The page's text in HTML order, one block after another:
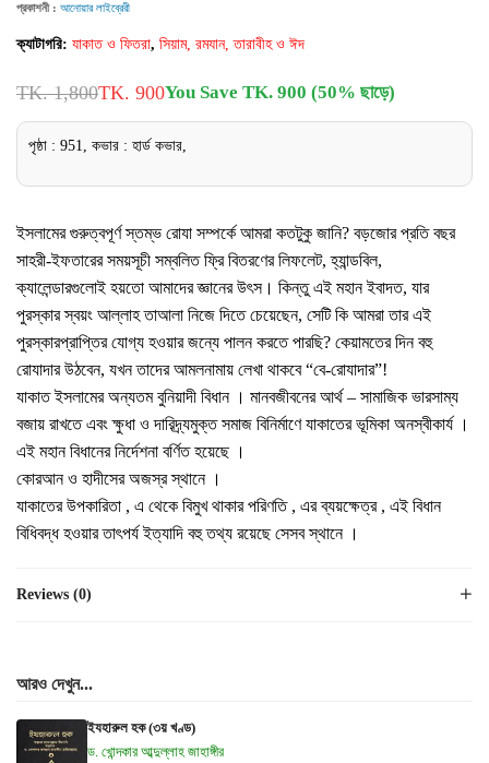
প্রকাশনী : আনোয়ার লাইব্রেরী
ক্যাটাগরি: যাকাত ও ফিতরা, সিয়াম, রমযান, তারাবীহ ও ঈদ
TK. 1,800TK. 900You Save TK. 900 (50% ছাড়ে)
পৃষ্ঠা : 951, কভার : হার্ড কভার,
ইসলামের গুরুত্বপূর্ণ স্তম্ভ রোযা সম্পর্কে আমরা কতটুকু জানি? বড়জোর প্রতি বছর
সাহরী-ইফতারের সময়সূচী সম্বলিত ফ্রি বিতরণের লিফলেট, হ্যান্ডবিল,
ক্যালেন্ডারগুলোই হয়তো আমাদের জ্ঞানের উৎস। কিন্তু এই মহান ইবাদত, যার
পুরস্কার স্বয়ং আল্লাহ তাআলা নিজে দিতে চেয়েছেন, সেটি কি আমরা তার এই
পুরস্কারপ্রাপ্তির যোগ্য হওয়ার জন্যে পালন করতে পারছি? কেয়ামতের দিন বহু
রোযাদার উঠবেন, যখন তাদের আমলনামায় লেখা থাকবে “বে-রোযাদার”!
যাকাত ইসলামের অন্যতম বুনিয়াদী বিধান । মানবজীবনের আর্থ – সামাজিক ভারসাম্য
বজায় রাখতে এবং ক্ষুধা ও দারিদ্র্যমুক্ত সমাজ বিনির্মাণে যাকাতের ভূমিকা অনস্বীকার্য ।
এই মহান বিধানের নির্দেশনা বর্ণিত হয়েছে ।
কোরআন ও হাদীসের অজস্র স্থানে ।
যাকাতের উপকারিতা , এ থেকে বিমুখ থাকার পরিণতি , এর ব্যয়ক্ষেত্র , এই বিধান
বিধিবদ্ধ হওয়ার তাৎপর্য ইত্যাদি বহু তথ্য রয়েছে সেসব স্থানে ।
Reviews (0)
আরও দেখুন...
ইযহারুল হক (৩য় খণ্ড)
ড. খোন্দকার আব্দুল্লাহ জাহাঙ্গীর